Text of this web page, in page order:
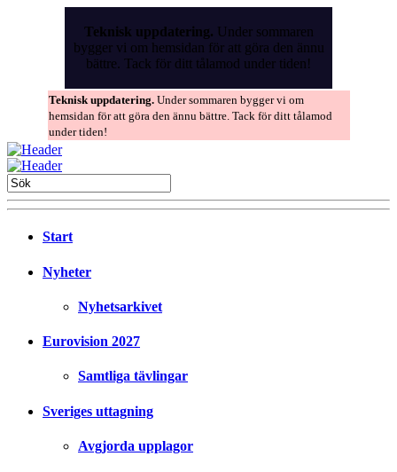
Teknisk uppdatering. Under sommaren
bygger vi om hemsidan för att göra den ännu
bättre. Tack för ditt tålamod under tiden!
Teknisk uppdatering. Under sommaren bygger vi om
hemsidan för att göra den ännu bättre. Tack för ditt tålamod
under tiden!
Start
Nyheter
Nyhetsarkivet
Eurovision 2027
Samtliga tävlingar
Sveriges uttagning
Avgjorda upplagor